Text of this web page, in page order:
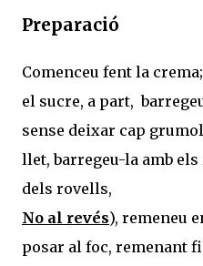
Preparació
Comenceu fent la
el sucre, a part,
sense deixar cap
llet, barregeu-la amb
dels rovells,
No al revés), remeneu
posar al foc, remenant